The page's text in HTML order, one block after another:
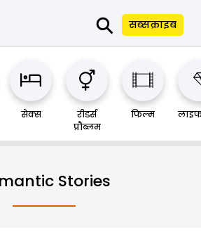
⚲ सब्सक्राइब
सेक्स
रीडर्स
प्रौब्लम
फिल्म
Stories